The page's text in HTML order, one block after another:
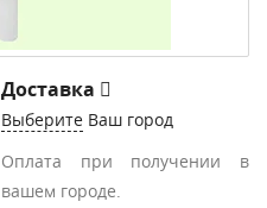
Доставка
Выберите Ваш город
Оплата при получении в
вашем городе.